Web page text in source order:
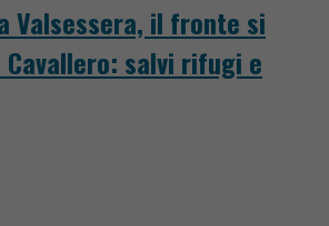
Valsessera, il fronte si
salvi rifugi e